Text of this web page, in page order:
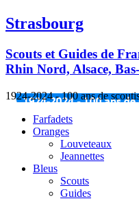
Strasbourg
Scouts et Guides de
Rhin Nord, Alsace,
1924-2024 - 100 ans de
Farfadets
Oranges
Louveteaux
Jeannettes
Bleus
Scouts
Guides